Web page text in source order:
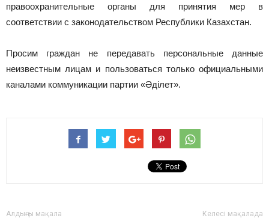
правоохранительные органы для принятия мер в
соответствии с законодательством Республики Казахстан.
Просим граждан не передавать персональные данные
неизвестным лицам и пользоваться только официальными
каналами коммуникации партии «Әділет».
Алдыңғы мақала Келесі мақалада